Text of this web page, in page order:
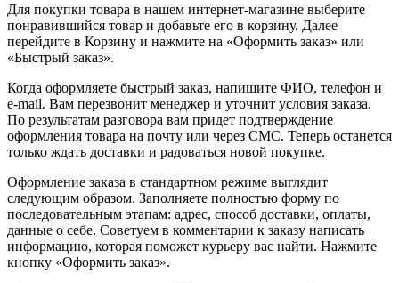
Для покупки товара в нашем интернет-магазине выберите
понравившийся товар и добавьте его в корзину. Далее
перейдите в Корзину и нажмите на «Оформить заказ» или
«Быстрый заказ».
Когда оформляете быстрый заказ, напишите ФИО, телефон и
e-mail. Вам перезвонит менеджер и уточнит условия заказа.
По результатам разговора вам придет подтверждение
оформления товара на почту или через СМС. Теперь останется
только ждать доставки и радоваться новой покупке.
Оформление заказа в стандартном режиме выглядит
следующим образом. Заполняете полностью форму по
последовательным этапам: адрес, способ доставки, оплаты,
данные о себе. Советуем в комментарии к заказу написать
информацию, которая поможет курьеру вас найти. Нажмите
кнопку «Оформить заказ».